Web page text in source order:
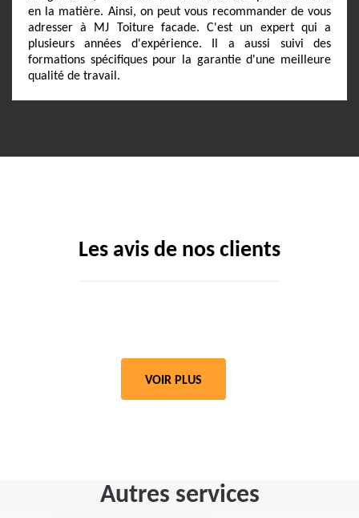
en la matière. Ainsi, on peut vous recommander de vous
adresser à MJ Toiture facade. C'est un expert qui a
plusieurs années d'expérience. Il a aussi suivi des
formations spécifiques pour la garantie d'une meilleure
qualité de travail.
Les avis de nos clients
VOIR PLUS
Autres services